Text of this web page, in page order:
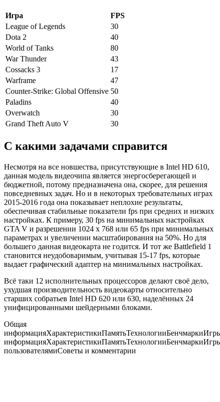
Игра
FPS
League of Legends
30
Dota 2
40
World of Tanks
80
War Thunder
43
Cossacks 3
17
Warframe
47
Counter-Strike: Global Offensive 50
Paladins
40
Overwatch
30
Grand Theft Auto V
30
С какими задачами справится
Несмотря на все новшества, присутствующие в Intel HD 610,
данная модель видеочипа является энергосберегающей и
бюджетной, потому предназначена она, скорее, для решения
повседневных задач. Но и в некоторых требовательных играх
2015-2016 года она показывает неплохие результаты,
обеспечивая стабильные показатели fps при средних и низких
настройках. К примеру, 30 fps на минимальных настройках
GTA V и разрешении 1024 x 768 или 65 fps при минимальных
параметрах и увеличении масштабирования на 50%. Но для
большего данная видеокарта не годится. И тот же Battlefield 1
становится неудобоваримым, учитывая 15-17 fps, которые
выдает графический адаптер на минимальных настройках.
Всё таки 12 исполнительных процессоров делают своё дело,
ухудшая производительность видеокарты относительно
старших собратьев Intel HD 620 или 630, наделённых 24
унифицированными шейдерными блоками.
Общая
пользователямиСоветы и комментарии